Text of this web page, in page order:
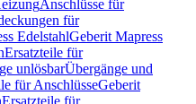
Anschlüsse für
für
EdelstahlGeberit Mapress
Ersatzteile für
unlösbarÜbergänge und
für AnschlüsseGeberit
Ersatzteile für